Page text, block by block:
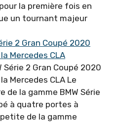
la première fois en
un tournant majeur
2 Gran Coupé 2020
Mercedes CLA
Série 2 Gran Coupé 2020
Mercedes CLA Le
de la gamme BMW Série
à quatre portes à
de la gamme